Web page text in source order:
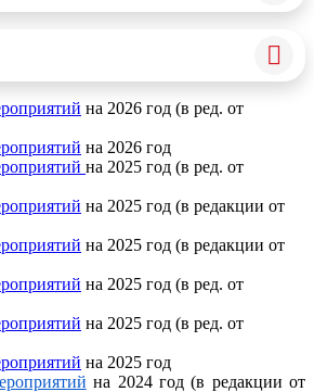
на 2026 год (в ред. от
на 2026 год
на 2025 год (в ред. от
на 2025 год (в редакции от
на 2025 год (в редакции от
на 2025 год (в ред. от
на 2025 год (в ред. от
на 2025 год
на 2024 год (в редакции от